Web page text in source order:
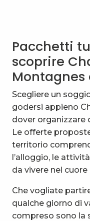
Votre séjour à la
Randonnée facile
Tour des Bauges
Séjour VTT
Traversée des
Ma première nuit
Week-end d'hiver
Randonnée facile
Tour des Bauges
Randonnée
Pacchetti
scoprire
Scegliere un
godersi appieno
dover organizzare
Le offerte
territorio
l’alloggio, le
da vivere nel
Che vogliate
qualche giorno di
compreso sono la